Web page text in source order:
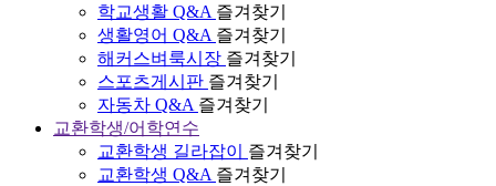
학교생활 Q&A 즐겨찾기
생활영어 Q&A 즐겨찾기
해커스벼룩시장 즐겨찾기
스포츠게시판 즐겨찾기
자동차 Q&A 즐겨찾기
교환학생/어학연수
교환학생 길라잡이
즐겨찾기
교환학생 Q&A 즐겨찾기